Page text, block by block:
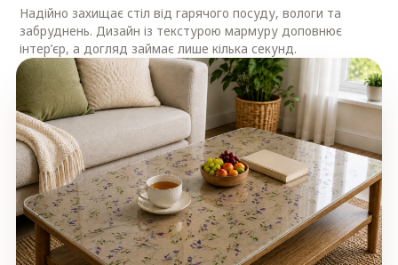
Надійно захищає стіл від гарячого посуду, вологи та
забруднень. Дизайн із текстурою мармуру доповнює
інтер’єр, а догляд займає лише кілька секунд.